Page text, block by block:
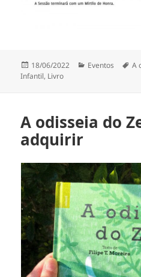
Publicado
a
18/06/2022 Categorias
Eventos A
Infantil, Livro
A odisseia do
adquirir